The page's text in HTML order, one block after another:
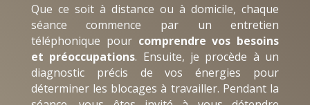
Que ce soit à distance ou à domicile, chaque
séance commence par un entretien
téléphonique pour comprendre vos besoins
et préoccupations. Ensuite, je procède à un
diagnostic précis de vos énergies pour
déterminer les blocages à travailler. Pendant la